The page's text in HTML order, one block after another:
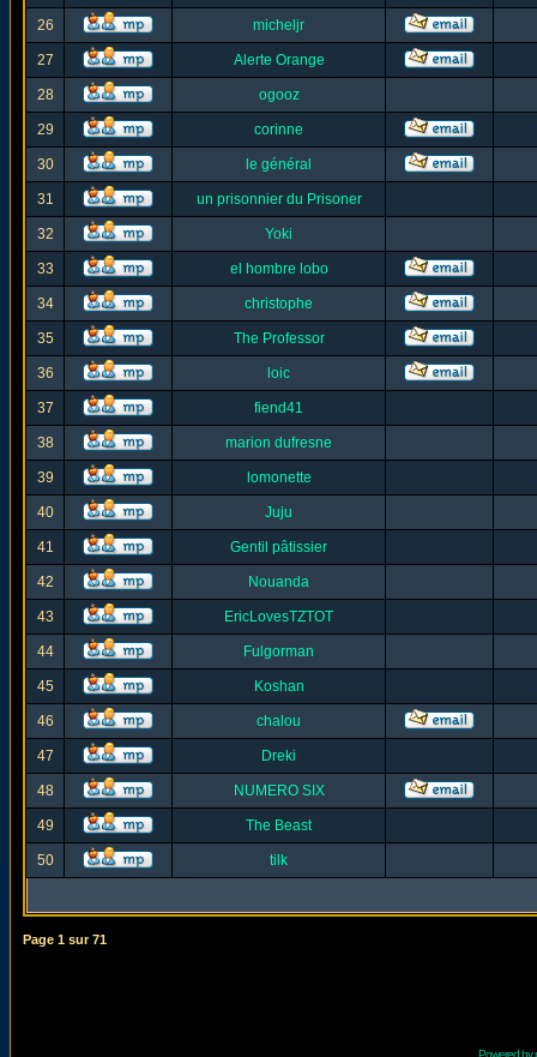
26 micheljr
27 Alerte Orange
28 ogooz
29 corinne
30 le général
31 un prisonnier du Prisoner
32 Yoki
33 el hombre lobo
34 christophe
35 The Professor
36 loic
37 fiend41
38 marion dufresne
39 lomonette
40 Juju
41 Gentil pâtissier
42 Nouanda
43 EricLovesTZTOT
44 Fulgorman
45 Koshan
46 chalou
47 Dreki
48 NUMERO SIX
49 The Beast
50 tilk
Page 1 sur71
Powered by